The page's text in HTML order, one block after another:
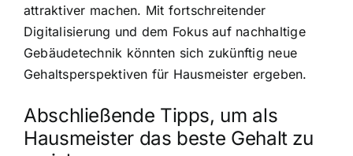
attraktiver machen. Mit fortschreitender
Digitalisierung und dem Fokus auf nachhaltige
Gebäudetechnik könnten sich zukünftig neue
Gehaltsperspektiven für Hausmeister ergeben.
Abschließende Tipps, um als
Hausmeister das beste Gehalt zu